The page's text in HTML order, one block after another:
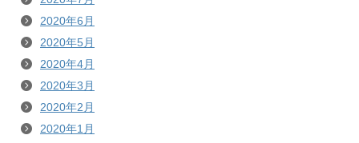
2020年6月
2020年5月
2020年4月
2020年3月
2020年2月
2020年1月